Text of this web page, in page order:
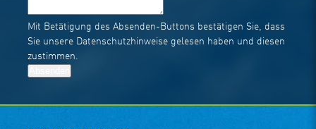
Mit Betätigung des Absenden-Buttons bestätigen Sie, dass
Sie unsere Datenschutzhinweise gelesen haben und diesen
zustimmen.